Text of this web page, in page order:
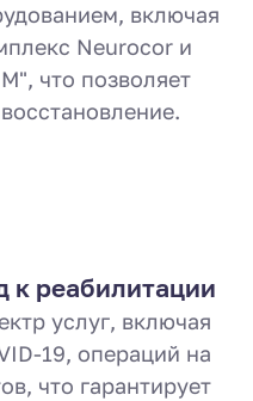
включая
Neurocor и
что позволяет
к реабилитации
услуг, включая
19, операций на
что гарантирует